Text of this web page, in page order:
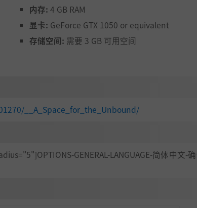
内存: 4 GB RAM
显卡: GeForce GTX 1050 or equivalent
存储空间: 需要 3 GB 可用空间
__A_Space_for_the_Unbound/
GENERAL-LANGUAGE-简体中文-确